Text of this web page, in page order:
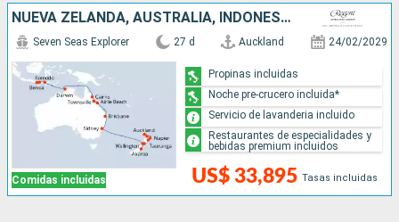
NUEVA ZELANDA, AUSTRALIA, INDONESIA
Comidas incluidas
Seven Seas Explorer 27 d Auckland 24/02/2029
US$ 33,895 Tasas incluidas
Propinas incluidas
Noche pre-crucero incluida*
Servicio de lavanderia incluido
Restaurantes de especialidades y
bebidas premium incluidos